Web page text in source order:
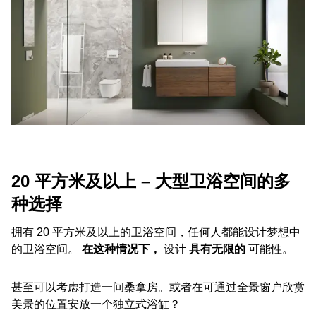
20 平方米及以上 – 大型卫浴空间的多
种选择
拥有 20 平方米及以上的卫浴空间，任何人都能设计梦想中
的卫浴空间。 在这种情况下， 设计 具有无限的 可能性。
甚至可以考虑打造一间桑拿房。或者在可通过全景窗户欣赏
美景的位置安放一个独立式浴缸？